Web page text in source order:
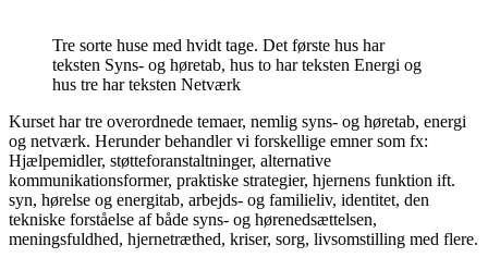
Tre sorte huse med hvidt tage. Det første hus har
teksten Syns- og høretab, hus to har teksten Energi og
hus tre har teksten Netværk
Kurset har tre overordnede temaer, nemlig syns- og høretab, energi
og netværk. Herunder behandler vi forskellige emner som fx:
Hjælpemidler, støtteforanstaltninger, alternative
kommunikationsformer, praktiske strategier, hjernens funktion ift.
syn, hørelse og energitab, arbejds- og familieliv, identitet, den
tekniske forståelse af både syns- og hørenedsættelsen,
meningsfuldhed, hjernetræthed, kriser, sorg, livsomstilling med flere.